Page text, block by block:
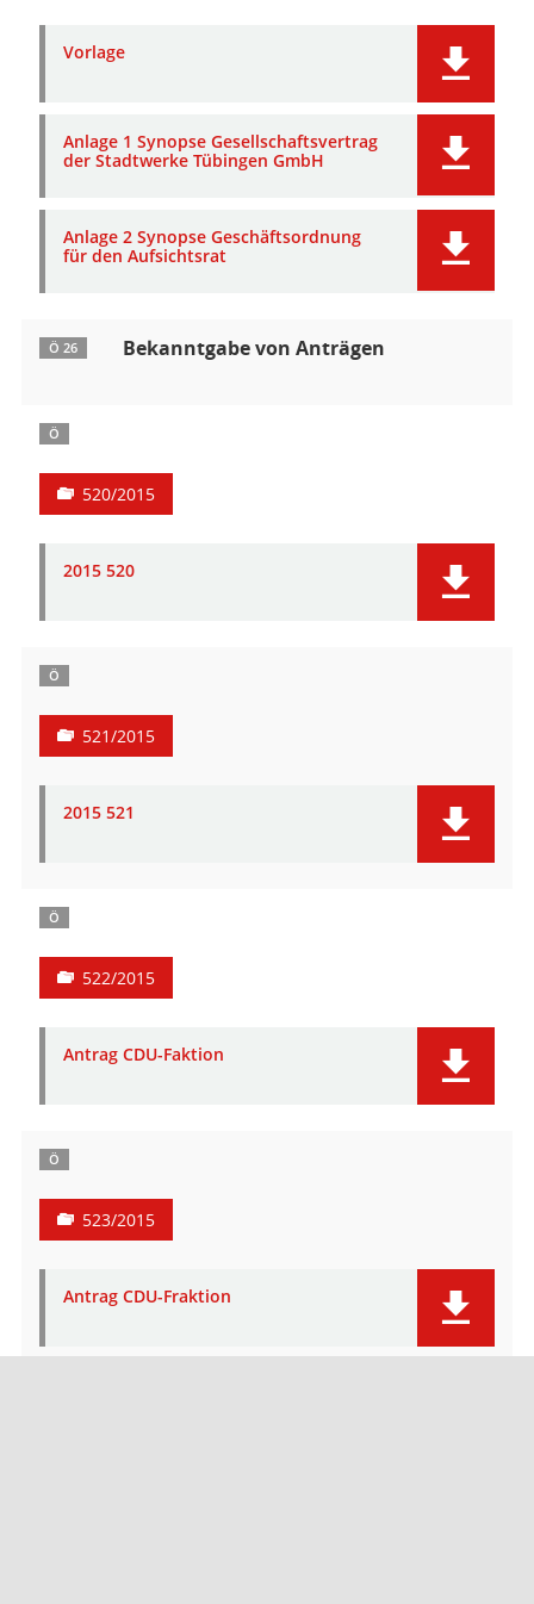
Vorlage
Anlage 1 Synopse Gesellschaftsvertrag
der Stadtwerke Tübingen GmbH
Anlage 2 Synopse Geschäftsordnung
für den Aufsichtsrat
Ö 26 Bekanntgabe von Anträgen
Ö
520/2015
2015 520
Ö
521/2015
2015 521
Ö
522/2015
Antrag CDU-Faktion
Ö
523/2015
Antrag CDU-Fraktion